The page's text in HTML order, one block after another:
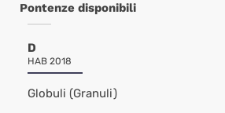
Pontenze disponibili
D
HAB 2018
Globuli (Granuli)